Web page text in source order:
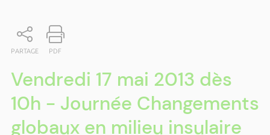
PARTAGE PDF
Vendredi 17 mai 2013 dès
10h - Journée Changements
globaux en milieu insulaire